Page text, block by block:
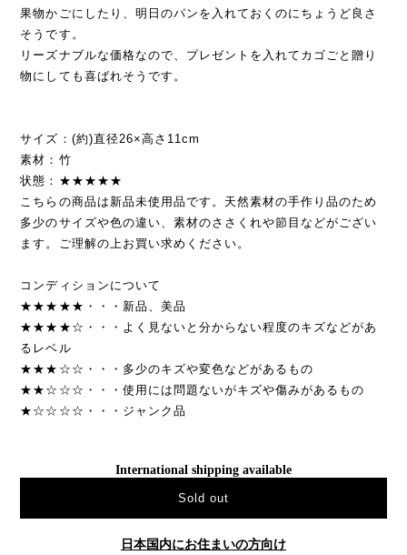
果物かごにしたり、明日のパンを入れておくのにちょうど良さ
そうです。
リーズナブルな価格なので、プレゼントを入れてカゴごと贈り
物にしても喜ばれそうです。
サイズ：(約)直径26×高さ11cm
素材：竹
状態：★★★★★
こちらの商品は新品未使用品です。天然素材の手作り品のため
多少のサイズや色の違い、素材のささくれや節目などがござい
ます。ご理解の上お買い求めください。
コンディションについて
★★★★★・・・新品、美品
★★★★☆・・・よく見ないと分からない程度のキズなどがあ
るレベル
★★★☆☆・・・多少のキズや変色などがあるもの
★★☆☆☆・・・使用には問題ないがキズや傷みがあるもの
★☆☆☆☆・・・ジャンク品
International shipping available
Sold out
日本国内にお住まいの方向け